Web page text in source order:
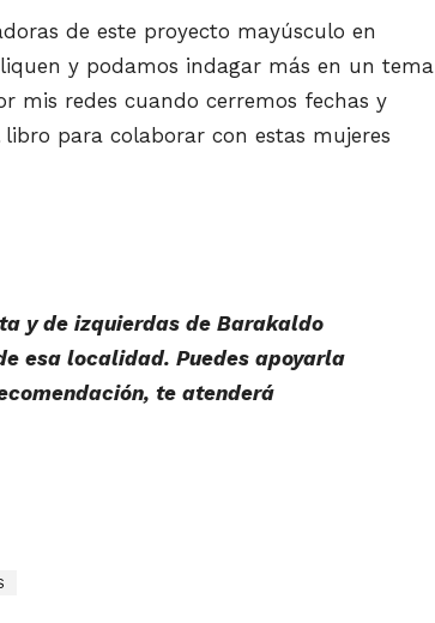
de este proyecto mayúsculo en
y podamos indagar más en un tema
mis redes cuando cerremos fechas y
para colaborar con estas mujeres
y de izquierdas de Barakaldo
esa localidad. Puedes apoyarla
te atenderá